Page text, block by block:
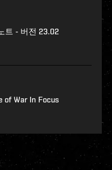
트 - 버전 23.02
of War In Focus